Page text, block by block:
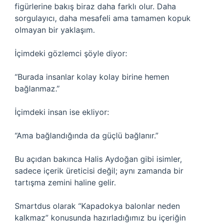
figürlerine bakış biraz daha farklı olur. Daha
sorgulayıcı, daha mesafeli ama tamamen kopuk
olmayan bir yaklaşım.
İçimdeki gözlemci şöyle diyor:
“Burada insanlar kolay kolay birine hemen
bağlanmaz.”
İçimdeki insan ise ekliyor:
“Ama bağlandığında da güçlü bağlanır.”
Bu açıdan bakınca Halis Aydoğan gibi isimler,
sadece içerik üreticisi değil; aynı zamanda bir
tartışma zemini haline gelir.
Smartdus olarak “Kapadokya balonlar neden
kalkmaz” konusunda hazırladığımız bu içeriğin